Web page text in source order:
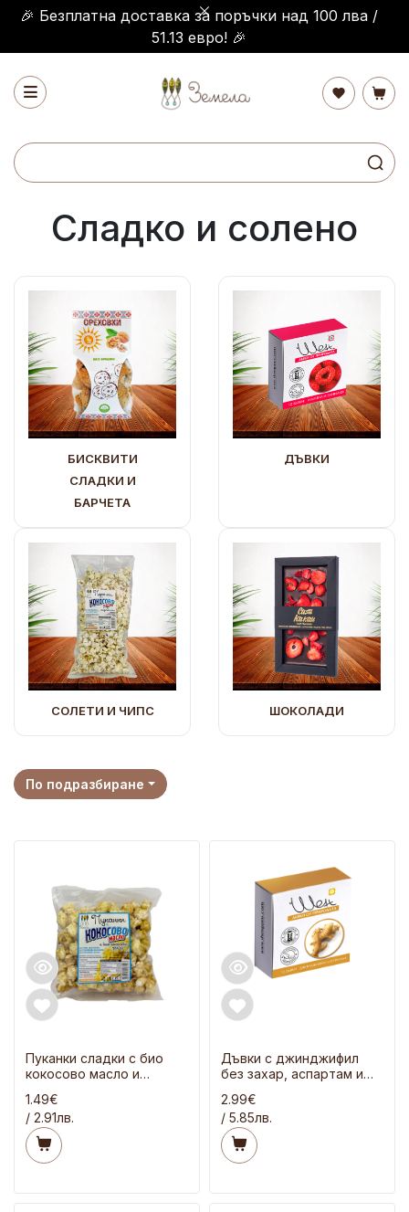
🎉 Безплатна доставка за поръчки над 100 лва /
51.13 евро! 🎉
Сладко и солено
БИСКВИТИ
СЛАДКИ И
БАРЧЕТА
ДЪВКИ
СОЛЕТИ И ЧИПС ШОКОЛАДИ
По подразбиране
Пуканки сладки с био
кокосово масло и
1.49€
/ 2.91лв.
Дъвки с джинджифил
без захар, аспартам и
2.99€
/ 5.85лв.